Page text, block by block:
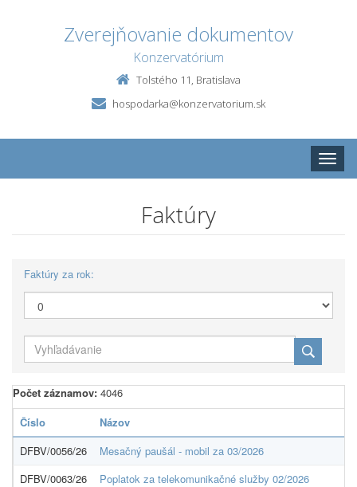
Zverejňovanie dokumentov
Konzervatórium
Tolstého 11, Bratislava
hospodarka@konzervatorium.sk
Toggle
Faktúry
Faktúry za rok:
Počet záznamov: 4046
Číslo
Názov
DFBV/0056/26
Mesačný paušál - mobil za 03/2026
DFBV/0063/26
Poplatok za telekomunikačné služby 02/2026